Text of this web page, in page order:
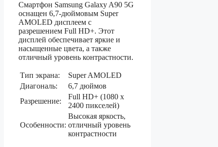
Смартфон Samsung Galaxy A90 5G
оснащен 6,7-дюймовым Super
AMOLED дисплеем с
разрешением Full HD+. Этот
дисплей обеспечивает яркие и
насыщенные цвета, а также
отличный уровень контрастности.
Тип экрана:
Super AMOLED
Диагональ:
6,7 дюймов
Разрешение:
Full HD+ (1080 x
2400 пикселей)
Особенности:
Высокая яркость,
отличный уровень
контрастности